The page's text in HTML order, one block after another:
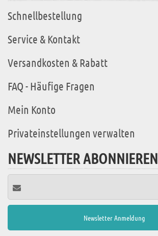
Schnellbestellung
Service & Kontakt
Versandkosten & Rabatt
FAQ - Häufige Fragen
Mein Konto
Privateinstellungen verwalten
NEWSLETTER ABONNIEREN